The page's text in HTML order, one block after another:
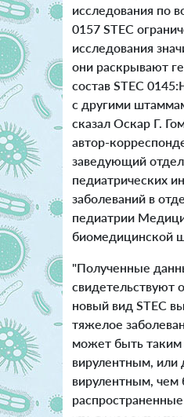
исследования по
0157 STEC
исследования
они раскрывают
состав STEC
с другими
сказал Оскар Г.
автор-
заведующий
педиатрических
заболеваний в
педиатрии
биомедицинской
"Полученные
свидетельствуют
новый вид STEC
тяжелое
может быть
вирулентным, или
вирулентным, чем